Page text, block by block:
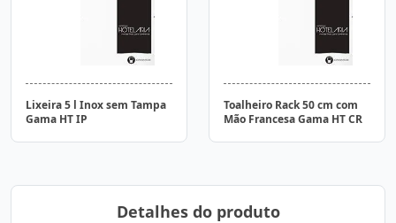
Lixeira 5 l Inox sem Tampa
Gama HT IP
Toalheiro Rack 50 cm com
Mão Francesa Gama HT CR
Detalhes do produto